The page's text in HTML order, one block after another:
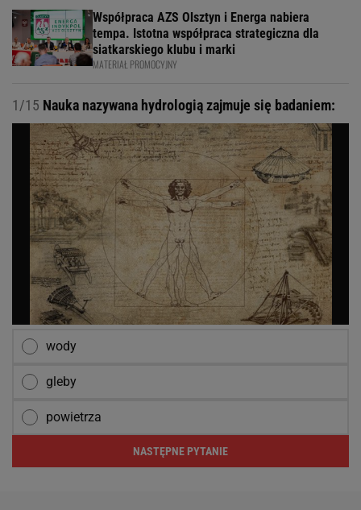
Współpraca AZS Olsztyn i Energa nabiera
tempa. Istotna współpraca strategiczna dla
siatkarskiego klubu i marki
MATERIAŁ PROMOCYJNY
1/15 Nauka nazywana hydrologią zajmuje się badaniem:
wody
gleby
powietrza
NASTĘPNE PYTANIE